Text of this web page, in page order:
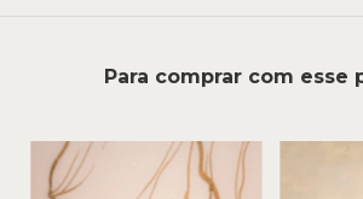
Para comprar com esse